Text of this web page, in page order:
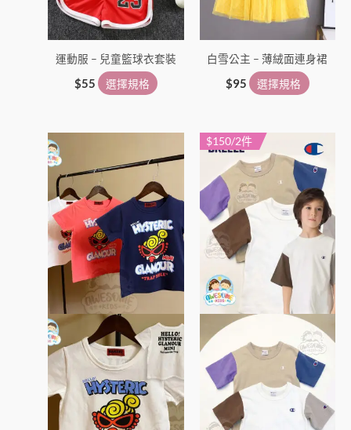
運動服 – 兒童籃球衣套裝
$55 選擇規格
項
白雪公主 – 薄絨面連身裙
$95 選擇規格
項
產
品
有
多
種
款
式。
在
產
品
頁
面
選
$150/2件
此
產
有
多
種
款
式。
在
產
品
頁
面
選